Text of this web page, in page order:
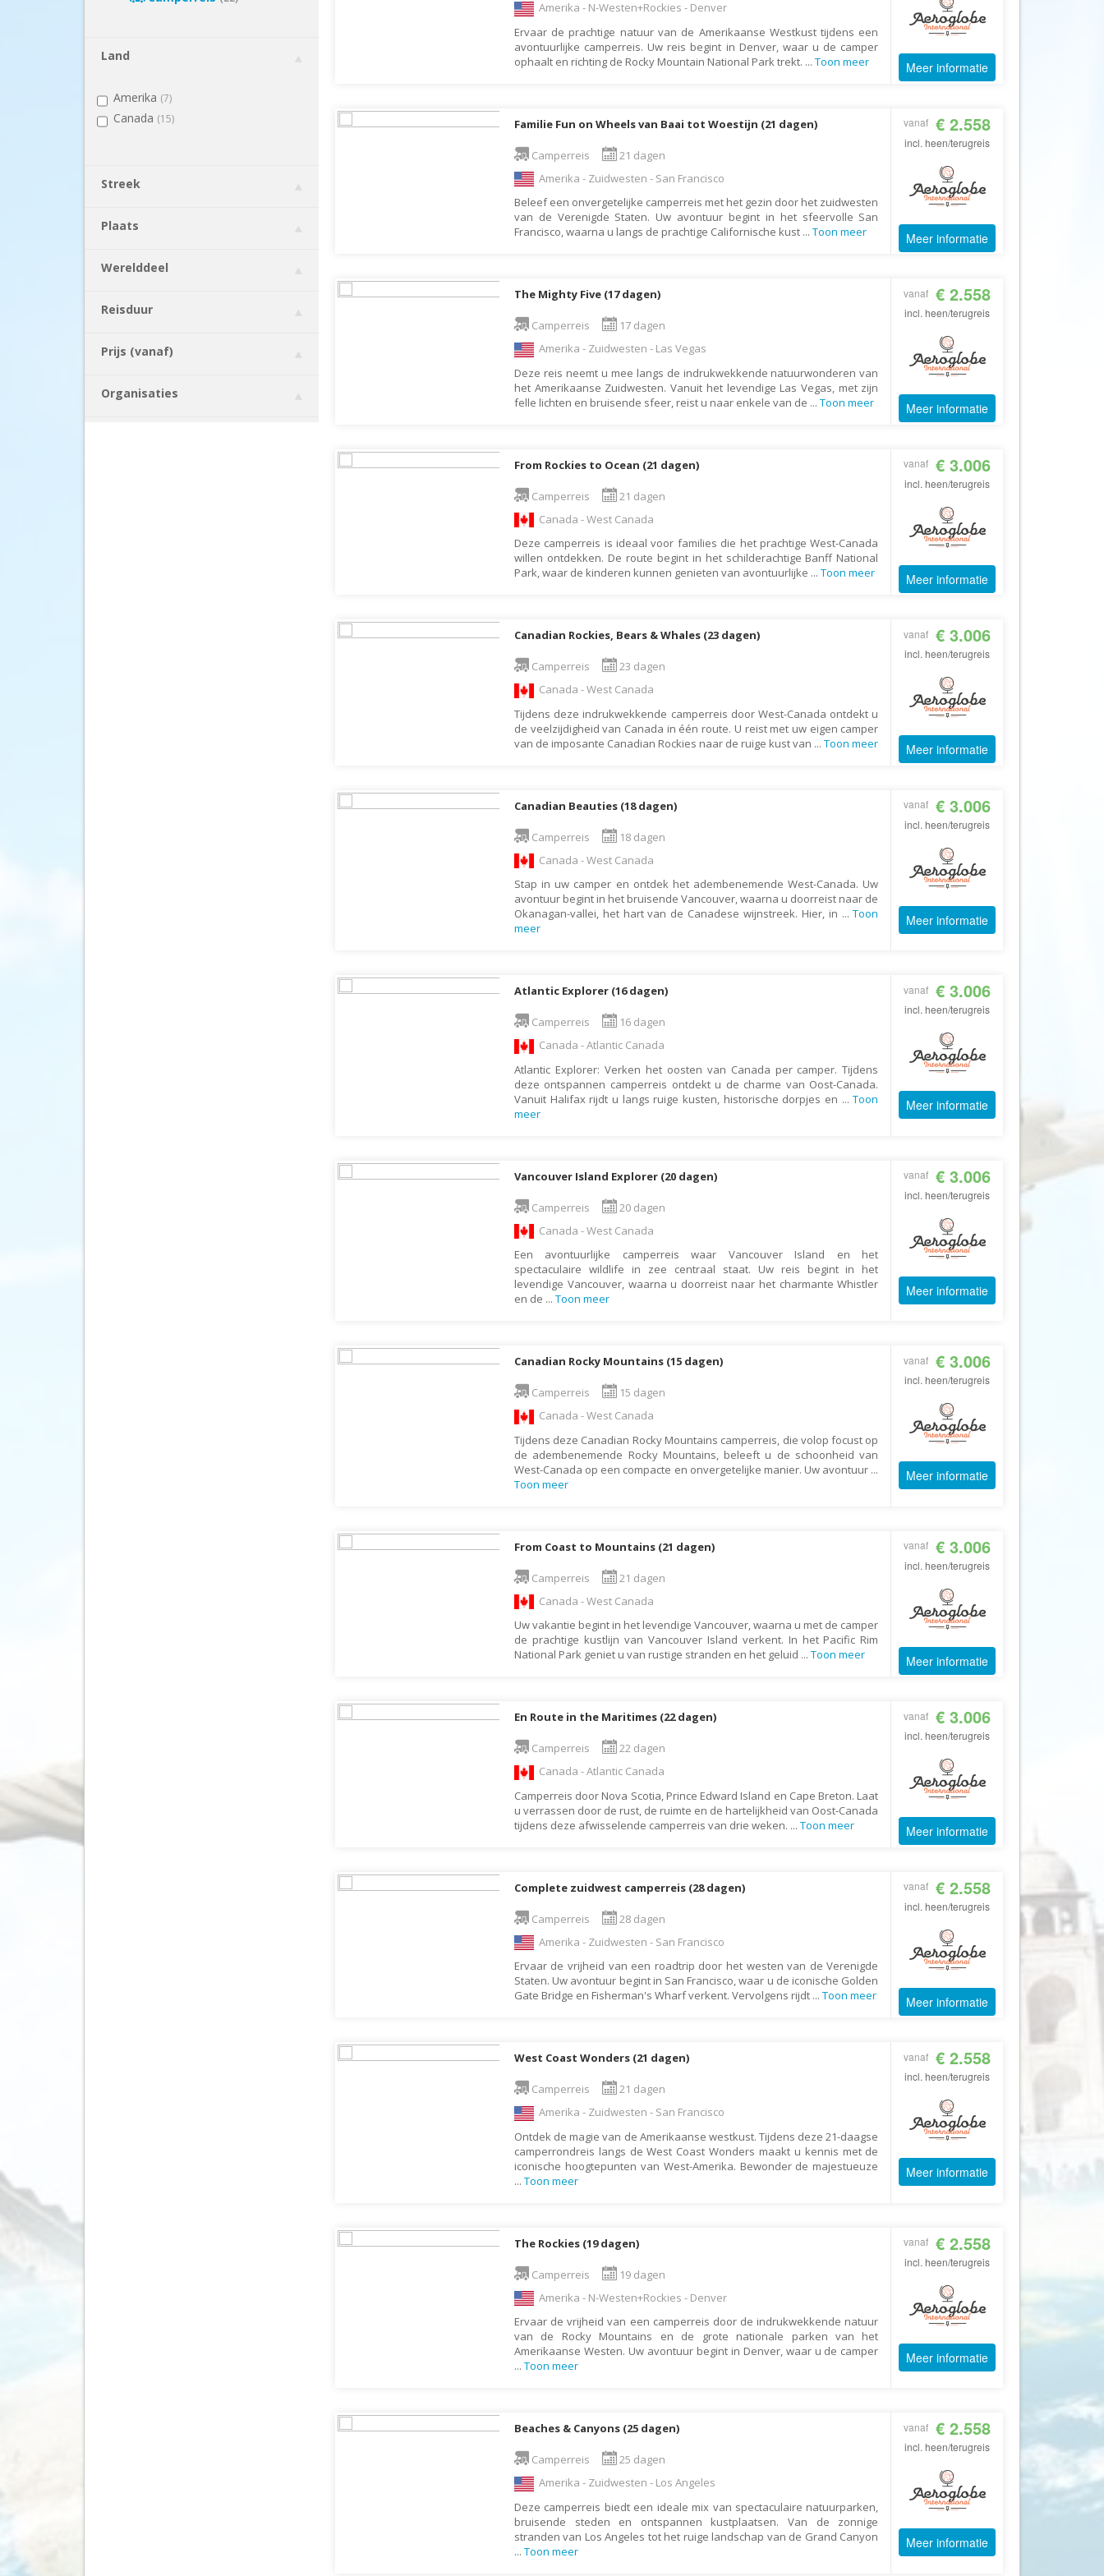
Aruba
Australië
Bahrein
Barbados
België
Belize
Benin
Bonaire
Bosnië en Herzegovina
Botswana
Brazilië
Bulgarije
Cambodja
Canada
Canarische Eilanden
Chili
Costa Rica
Cuba
Curaçao
Cyprus
Denemarken
Egypte
El Salvador
Engeland
Estland
Filipijnen
Finland
Frankrijk
Frans-Guyana
Galapagos Eilanden
Gambia
Ghana
Granada
Griekenland
Groenland
Guadeloupe
Guatemala
IJsland
India
Indonesië
Israël
Japan
Jordanië
Kaaimaneilanden
Kaapverdië
Kazachstan
Kirgizië (Kirgizstan)
Kroatië
Laos
Lesotho
Letland
Litouwen
Luxemburg
Macedonië
Madagaskar
Malawi
Malta
Marokko
Martinique
Mauritius
Mexico
Mongolië
Montenegro
Mozambique
Myanmar
Namibië
Nederland
Nicaragua
Nieuw Zeeland
Noorwegen
Oezbekistan
Oman
Familiereis
Fietsvakantie
Fly and Drive
Golfvakantie
Groepsrondreis
Hotel
Individuele rondreis
Jongerenvakantie
Muziekreis
Natuurreis
Oud & Nieuw reis
Pretpark
Safari
Sportreis
Stedentrip
Taalcursus
Vakantiepark
Vogelreis
Vrijwilligerswerk
Wandelvakantie
Wellness vakantie
Airbnb
Aktiva Tours
Alpenreizen
ANWB Vakantie
Arctic Adventure Expedities
AV-Tours & Safaris
Aves Travels
BeenInAsia
Belvilla
Better Places
BON travel
Booking.com
Captain Africa
Caribbean.nl
Corendon
Cruise Travel
De Jong Intra Vakanties
Djoser
Easy Israel Reizen
Echt Ierland
Equipovoetbalreizen
Ervaar Reizen
Extracamp holidays
Fiets-Fun
Fietsrelax
Five Star Verrassingsreizen
FreeSun
Fru Amundsen
GoMundo
Groove-X
Hotelspecials
House of Britain
Land
Amerika (7)
Canada (15)
Streek
Plaats
Werelddeel
Reisduur
Prijs (vanaf)
Organisaties
Amerika - N-Westen+Rockies - Denver
Ervaar de prachtige natuur van de Amerikaanse Westkust tijdens een
avontuurlijke camperreis. Uw reis begint in Denver, waar u de camper
ophaalt en richting de Rocky Mountain National Park trekt. ... Toon meer Meer informatie
Familie Fun on Wheels van Baai tot Woestijn (21 dagen)
Camperreis
21 dagen
Amerika - Zuidwesten - San Francisco
Beleef een onvergetelijke camperreis met het gezin door het zuidwesten
van de Verenigde Staten. Uw avontuur begint in het sfeervolle San
Francisco, waarna u langs de prachtige Californische kust ... Toon meer
vanaf € 2.558
incl. heen/terugreis
Meer informatie
The Mighty Five (17 dagen)
Camperreis
17 dagen
Amerika - Zuidwesten - Las Vegas
Deze reis neemt u mee langs de indrukwekkende natuurwonderen van
het Amerikaanse Zuidwesten. Vanuit het levendige Las Vegas, met zijn
felle lichten en bruisende sfeer, reist u naar enkele van de ... Toon meer
vanaf € 2.558
incl. heen/terugreis
Meer informatie
From Rockies to Ocean (21 dagen)
Camperreis
21 dagen
Canada - West Canada
Deze camperreis is ideaal voor families die het prachtige West-Canada
willen ontdekken. De route begint in het schilderachtige Banff National
Park, waar de kinderen kunnen genieten van avontuurlijke ... Toon meer
vanaf € 3.006
incl. heen/terugreis
Meer informatie
Canadian Rockies, Bears & Whales (23 dagen)
Camperreis
23 dagen
Canada - West Canada
Tijdens deze indrukwekkende camperreis door West-Canada ontdekt u
de veelzijdigheid van Canada in één route. U reist met uw eigen camper
van de imposante Canadian Rockies naar de ruige kust van ... Toon meer
vanaf € 3.006
incl. heen/terugreis
Meer informatie
Canadian Beauties (18 dagen)
Camperreis
18 dagen
Canada - West Canada
Stap in uw camper en ontdek het adembenemende West-Canada. Uw
avontuur begint in het bruisende Vancouver, waarna u doorreist naar de
Okanagan-vallei, het hart van de Canadese wijnstreek. Hier, in ... Toon
meer
vanaf € 3.006
incl. heen/terugreis
Meer informatie
Atlantic Explorer (16 dagen)
Camperreis
16 dagen
Canada - Atlantic Canada
Atlantic Explorer: Verken het oosten van Canada per camper. Tijdens
deze ontspannen camperreis ontdekt u de charme van Oost-Canada.
Vanuit Halifax rijdt u langs ruige kusten, historische dorpjes en ... Toon
meer
vanaf € 3.006
incl. heen/terugreis
Meer informatie
Vancouver Island Explorer (20 dagen)
Camperreis
20 dagen
Canada - West Canada
Een avontuurlijke camperreis waar Vancouver Island en het
spectaculaire wildlife in zee centraal staat. Uw reis begint in het
levendige Vancouver, waarna u doorreist naar het charmante Whistler
en de ... Toon meer
vanaf € 3.006
incl. heen/terugreis
Meer informatie
Canadian Rocky Mountains (15 dagen)
Camperreis
15 dagen
Canada - West Canada
Tijdens deze Canadian Rocky Mountains camperreis, die volop focust op
de adembenemende Rocky Mountains, beleeft u de schoonheid van
West-Canada op een compacte en onvergetelijke manier. Uw avontuur ...
Toon meer
vanaf € 3.006
incl. heen/terugreis
Meer informatie
From Coast to Mountains (21 dagen)
Camperreis
21 dagen
Canada - West Canada
Uw vakantie begint in het levendige Vancouver, waarna u met de camper
de prachtige kustlijn van Vancouver Island verkent. In het Pacific Rim
National Park geniet u van rustige stranden en het geluid ... Toon meer
vanaf € 3.006
incl. heen/terugreis
Meer informatie
En Route in the Maritimes (22 dagen)
Camperreis
22 dagen
Canada - Atlantic Canada
Camperreis door Nova Scotia, Prince Edward Island en Cape Breton. Laat
u verrassen door de rust, de ruimte en de hartelijkheid van Oost-Canada
tijdens deze afwisselende camperreis van drie weken. ... Toon meer
vanaf € 3.006
incl. heen/terugreis
Meer informatie
Complete zuidwest camperreis (28 dagen)
Camperreis
28 dagen
Amerika - Zuidwesten - San Francisco
Ervaar de vrijheid van een roadtrip door het westen van de Verenigde
Staten. Uw avontuur begint in San Francisco, waar u de iconische Golden
Gate Bridge en Fisherman's Wharf verkent. Vervolgens rijdt ... Toon meer
vanaf € 2.558
incl. heen/terugreis
Meer informatie
West Coast Wonders (21 dagen)
Camperreis
21 dagen
Amerika - Zuidwesten - San Francisco
Ontdek de magie van de Amerikaanse westkust. Tijdens deze 21-daagse
camperrondreis langs de West Coast Wonders maakt u kennis met de
iconische hoogtepunten van West-Amerika. Bewonder de majestueuze
... Toon meer
vanaf € 2.558
incl. heen/terugreis
Meer informatie
The Rockies (19 dagen)
Camperreis
19 dagen
Amerika - N-Westen+Rockies - Denver
Ervaar de vrijheid van een camperreis door de indrukwekkende natuur
van de Rocky Mountains en de grote nationale parken van het
Amerikaanse Westen. Uw avontuur begint in Denver, waar u de camper
... Toon meer
vanaf € 2.558
incl. heen/terugreis
Meer informatie
Beaches & Canyons (25 dagen)
Camperreis
25 dagen
Amerika - Zuidwesten - Los Angeles
Deze camperreis biedt een ideale mix van spectaculaire natuurparken,
bruisende steden en ontspannen kustplaatsen. Van de zonnige
stranden van Los Angeles tot het ruige landschap van de Grand Canyon
... Toon meer
vanaf € 2.558
incl. heen/terugreis
Meer informatie